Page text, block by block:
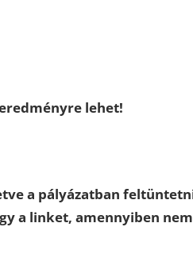
lehet!
a pályázatban
a linket, amennyiben